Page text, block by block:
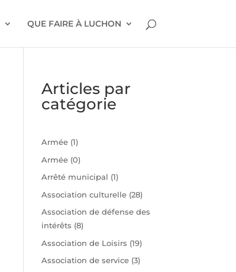
QUE FAIRE À LUCHON
Articles par
catégorie
Armée (1)
Armée (0)
Arrêté municipal (1)
Association culturelle (28)
Association de défense des
intérêts (8)
Association de Loisirs (19)
Association de service (3)